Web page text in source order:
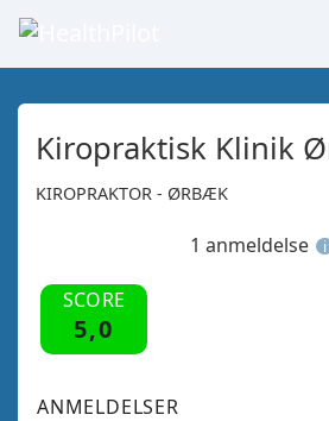
Kiropraktisk Klinik
KIROPRAKTOR - ØRBÆK
1 anmeldelse i
SCORE
5,0
ANMELDELSER